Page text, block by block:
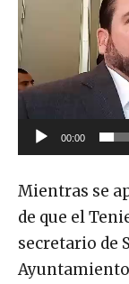
p
r
o
d
o
r
d
e
00:00
Mientras se
de que el
secretario de